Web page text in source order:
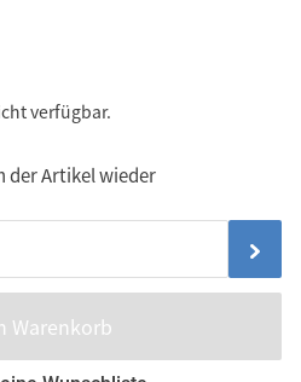
verfügbar.
der Artikel wieder
Warenkorb